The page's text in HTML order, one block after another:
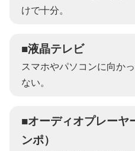
けで十分。
■液晶テレビ
スマホやパソコンに向か
ない。
■オーディオプレーヤ
ンポ）